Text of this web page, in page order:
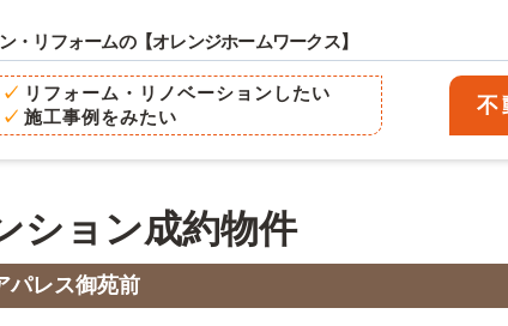
・リフォームの【オレンジホームワークス】
リフォーム・リノベーションしたい
施工事例をみたい
不
リフォーム
不動産売買
会社案内
ブログ
サイトマップ
ション成約物件
パレス御苑前